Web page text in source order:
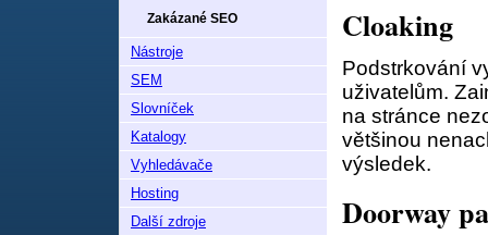
Cloaking
Podstrkování
uživatelům.
na stránce
většinou
výsledek.
Doorway
Zakázané SEO
Nástroje
SEM
Slovníček
Katalogy
Vyhledávače
Hosting
Další zdroje